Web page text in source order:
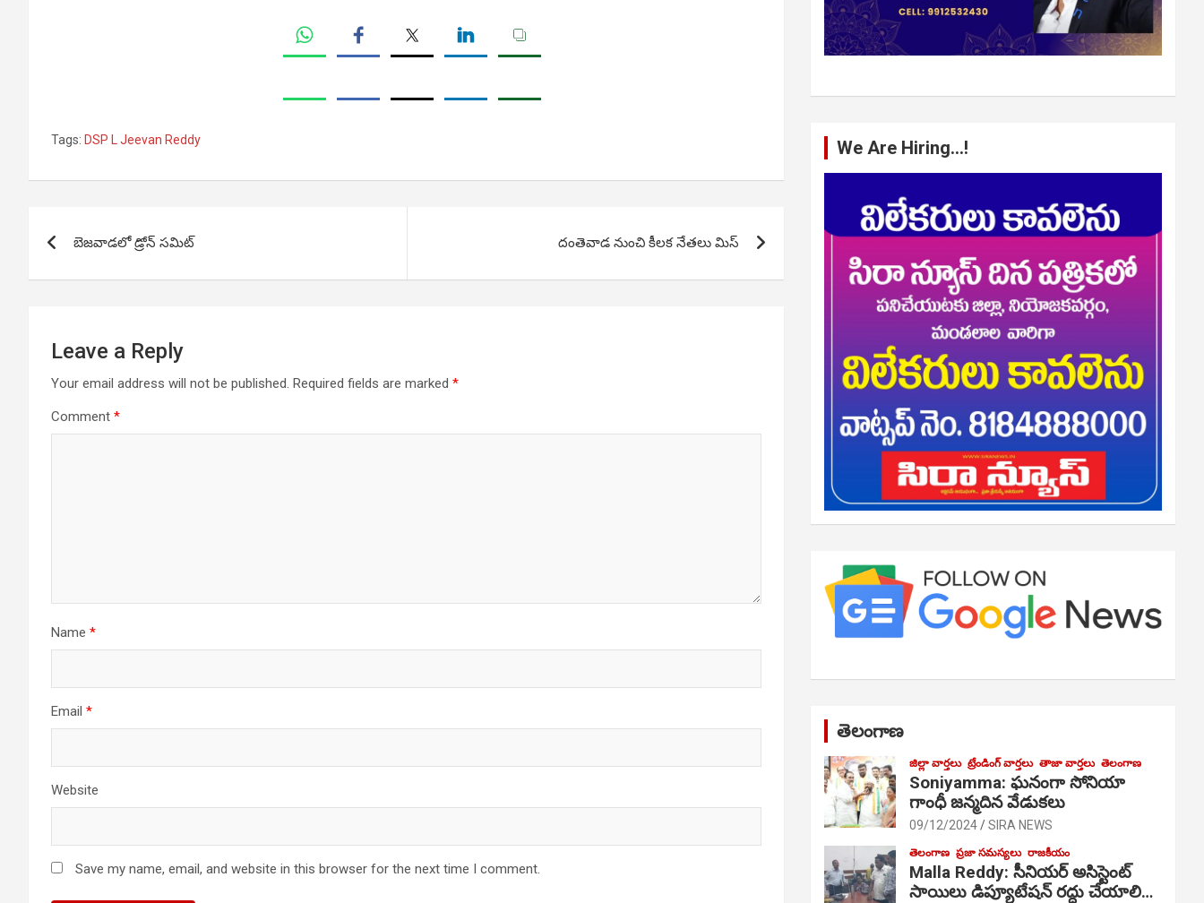
Tags: DSP L Jeevan Reddy
navigation
బెజవాడలో డ్రోన్ సమిట్ దంతెవాడ నుంచి కీలక నేతలు మిస్
Leave a Reply
Your email address will not be published. Required fields are marked *
Comment *
Name *
Email *
Website
Save my name, email, and website in this browser for the next time I comment.
We Are Hiring…!
తెలంగాణ
జిల్లా వార్తలు ట్రేండింగ్ వార్తలు తాజా వార్తలు తెలంగాణ
Soniyamma: ఘ‌నంగా సోనియా
గాంధీ జ‌న్మ‌దిన వేడుక‌లు
09/12/2024 SIRA NEWS
తెలంగాణ ప్రజా సమస్యలు రాజకీయం
Malla Reddy: సీనియర్ అసిస్టెంట్
సాయిలు డిప్యూటేషన్ రద్దు చేయాలి…